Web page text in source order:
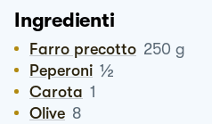
Ingredienti
Farro precotto 250 g
Peperoni ½
Carota 1
Olive 8